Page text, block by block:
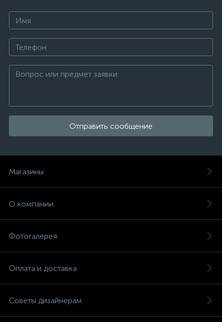
Отправить сообщение
Магазины
О компании
Фотогалерея
Оплата и доставка
Советы дизайнерам